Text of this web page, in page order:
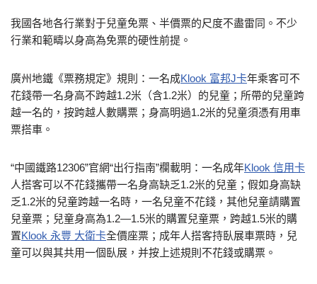
我國各地各行業對于兒童免票、半價票的尺度不盡雷同。不少
行業和範疇以身高為免票的硬性前提。
廣州地鐵《票務規定》規則：一名成Klook 富邦J卡年乘客可不
花錢帶一名身高不跨越1.2米（含1.2米）的兒童；所帶的兒童跨
越一名的，按跨越人數購票；身高明過1.2米的兒童須憑有用車
票搭車。
“中國鐵路12306”官網“出行指南”欄載明：一名成年Klook 信用卡
人搭客可以不花錢攜帶一名身高缺乏1.2米的兒童；假如身高缺
乏1.2米的兒童跨越一名時，一名兒童不花錢，其他兒童請購置
兒童票；兒童身高為1.2—1.5米的購置兒童票，跨越1.5米的購
置Klook 永豐 大衛卡全價座票；成年人搭客持臥展車票時，兒
童可以與其共用一個臥展，并按上述規則不花錢或購票。